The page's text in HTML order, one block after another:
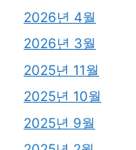
2026년 4월
2026년 3월
2025년 11월
2025년 10월
2025년 9월